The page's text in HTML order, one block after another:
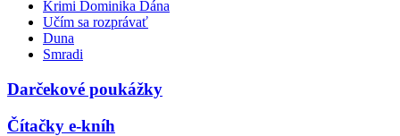
Krimi Dominika Dána
Učím sa rozprávať
Duna
Smradi
Darčekové poukážky
Čítačky e-kníh